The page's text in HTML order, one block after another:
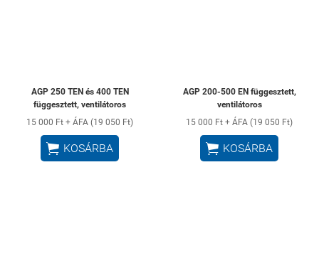
AGP 250 TEN és 400 TEN
függesztett, ventilátoros
15 000 Ft + ÁFA (19 050 Ft)
 KOSÁRBA
AGP 200-500 EN függesztett,
ventilátoros
15 000 Ft + ÁFA (19 050 Ft)
 KOSÁRBA